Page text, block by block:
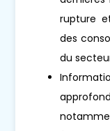
rupture
des
du